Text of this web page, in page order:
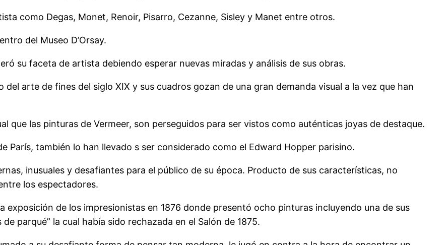
como Degas, Monet, Renoir, Pisarro, Cezanne, Sisley y Manet entre otros.
del Museo D’Orsay.
su faceta de artista debiendo esperar nuevas miradas y análisis de sus obras.
arte de fines del siglo XIX y sus cuadros gozan de una gran demanda visual a la vez que han
que las pinturas de Vermeer, son perseguidos para ser vistos como auténticas joyas de destaque.
París, también lo han llevado s ser considerado como el Edward Hopper parisino.
inusuales y desafiantes para el público de su época. Producto de sus características, no
los espectadores.
exposición de los impresionistas en 1876 donde presentó ocho pinturas incluyendo una de sus
parqué” la cual había sido rechazada en el Salón de 1875.